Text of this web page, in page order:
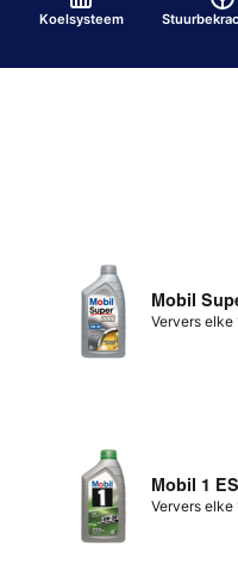
Koelsysteem
Mobil
Ververs
Mobil 1
Ververs